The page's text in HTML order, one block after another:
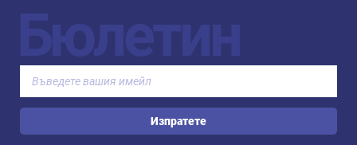
Бюлетин
Изпратете